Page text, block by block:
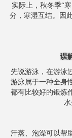
实际上，秋冬季“
分，寒湿互结。因
误
先说游泳，在游泳
游泳属于一种全身
都有比较好的锻炼
水
汗蒸、泡澡可以帮